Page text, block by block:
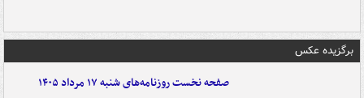
برگزیده عکس
صفحه نخست روزنامه‌های شنبه ۱۷ مرداد ۱۴۰۵